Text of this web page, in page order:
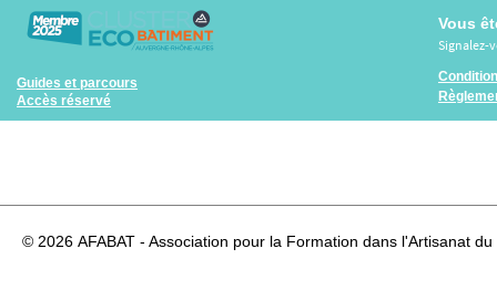
Guides et parcours
Accès réservé
Vous
Signalez-
© 2026 AFABAT - Association pour la Formation dans l'Artisanat du